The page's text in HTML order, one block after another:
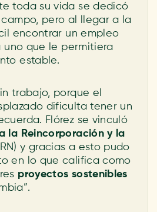
toda su vida se dedicó
pero al llegar a la
encontrar un empleo
uno que le permitiera
estable.
trabajo, porque el
dificulta tener un
Flórez se vinculó
la Reincorporación y la
y gracias a esto pudo
en lo que califica como
proyectos sostenibles